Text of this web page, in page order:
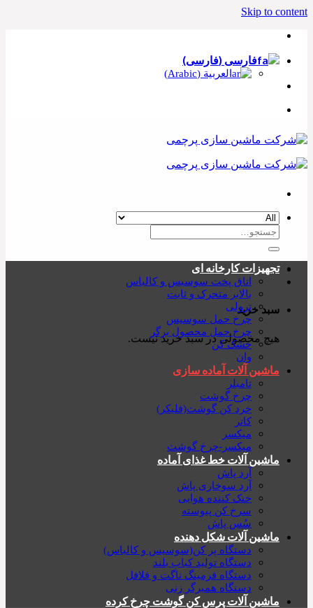
Skip to content
فارسی (فارسی)
العربية (
Arabic
)
سبد خرید
هیچ محصولی در سبد خرید نیست.
تجهیزات کارخانه ای
اتاق پخت سوسیس و کالباس
بالابر متحرک و ثابت
ترولی
چرخ حمل سوسیس
چرخ حمل محصول برگر
خشک کن
وان
ماشین آلات آماده سازی
تامبلر
چرخ گوشت
خرد کن گوشت(فلیکر)
کاتر
میکسر
میکسر-چرخ گوشت
ماشین آلات خط غذای آماده
آرد پاش
آرد سوخاری پاش
خنک کننده هوایی
سرخ کن پیوسته
سُس پاش
ماشین آلات شکل دهنده
دستگاه پر کن(سوسیس و کالباس)
دستگاه تولید کباب بلند
دستگاه فرمینگ ناگت و فلافل
دستگاه همبرگر زنی
ماشین آلات پرس کن گوشت چرخ کرده